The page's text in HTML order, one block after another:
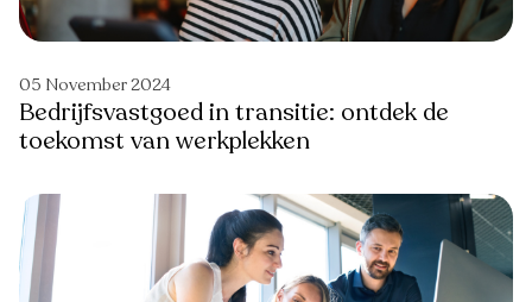
05 November 2024
Bedrijfsvastgoed in transitie: ontdek de
toekomst van werkplekken